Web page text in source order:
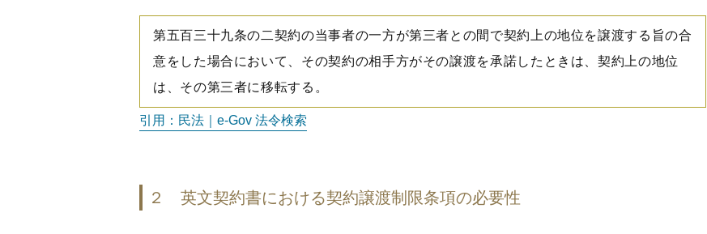
第五百三十九条の二契約の当事者の一方が第三者との間で契約上の地位を譲渡する旨の合
意をした場合において、その契約の相手方がその譲渡を承諾したときは、契約上の地位
は、その第三者に移転する。
引用：民法｜e-Gov 法令検索
２ 英文契約書における契約譲渡制限条項の必要性